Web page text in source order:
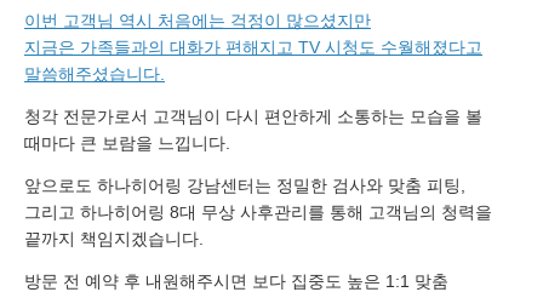
이번 고객님 역시 처음에는 걱정이 많으셨지만
지금은 가족들과의 대화가 편해지고 TV 시청도 수월해졌다고
말씀해주셨습니다.
청각 전문가로서 고객님이 다시 편안하게 소통하는 모습을 볼
때마다 큰 보람을 느낍니다.
앞으로도 하나히어링 강남센터는 정밀한 검사와 맞춤 피팅,
그리고 하나히어링 8대 무상 사후관리를 통해 고객님의 청력을
끝까지 책임지겠습니다.
방문 전 예약 후 내원해주시면 보다 집중도 높은 1:1 맞춤